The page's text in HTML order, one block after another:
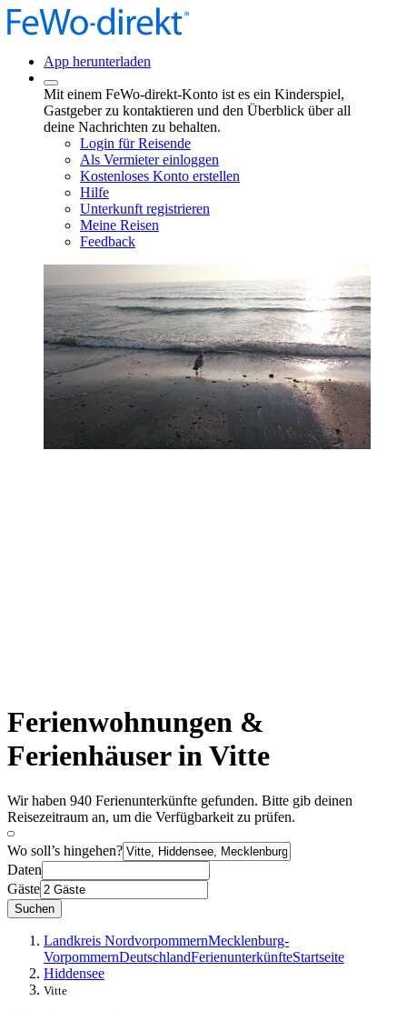
App herunterladen
Mit einem FeWo-direkt-Konto ist es ein Kinderspiel,
Gastgeber zu kontaktieren und den Überblick über all
deine Nachrichten zu behalten.
Login für Reisende
Als Vermieter einloggen
Kostenloses Konto erstellen
Hilfe
Unterkunft registrieren
Meine Reisen
Feedback
Ferienwohnungen &
Ferienhäuser in Vitte
Wir haben 940 Ferienunterkünfte gefunden. Bitte gib deinen
Reisezeitraum an, um die Verfügbarkeit zu prüfen.
Wo soll’s hingehen?
Daten
Gäste
Suchen
Landkreis NordvorpommernMecklenburg-
VorpommernDeutschlandFerienunterkünfteStartseite
Hiddensee
Vitte